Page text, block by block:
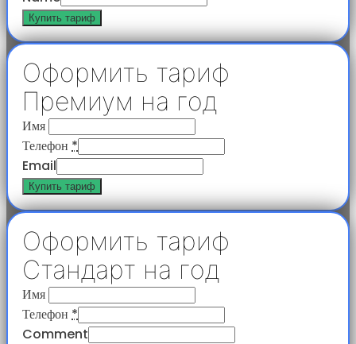
Купить тариф
Оформить тариф
Премиум на год
Имя
Телефон *
Email
Купить тариф
Оформить тариф
Стандарт на год
Имя
Телефон *
Comment